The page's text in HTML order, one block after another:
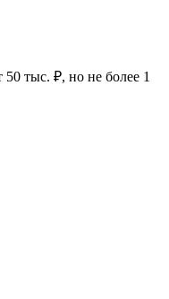
50 тыс. ₽, но не более 1